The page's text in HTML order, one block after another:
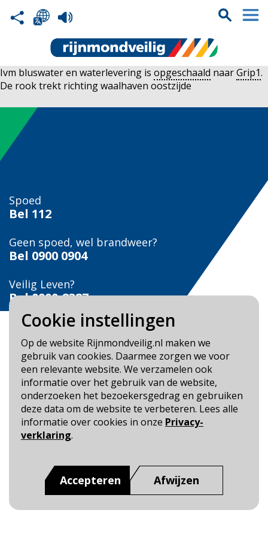
Cookie instellingen
Op de website Rijnmondveilig.nl maken we
gebruik van cookies. Daarmee zorgen we voor
een relevante website. We verzamelen ook
informatie over het gebruik van de website,
onderzoeken het bezoekersgedrag en gebruiken
deze data om de website te verbeteren. Lees alle
informatie over cookies in onze Privacy-
verklaring.
Accepteren Afwijzen
Ivm bluswater en waterlevering is opgeschaald naarGrip1.
De rook trekt richting waalhaven oostzijde
Spoed
Bel 112
Geen spoed, wel brandweer?
Bel 0900 0904
Veilig Leven?
Bel 0900-8387
Blijf op de hoogte
Cookie- en Privacybeleid
Toegankelijkheid